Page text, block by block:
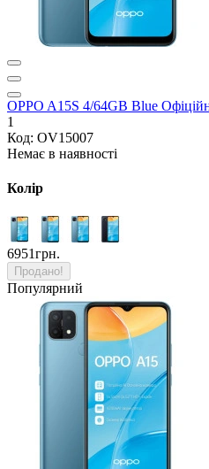
OPPO A15S 4/64GB Blue
1
Код: OV15007
Немає в наявності
Колір
6951грн.
Продано!
Популярний